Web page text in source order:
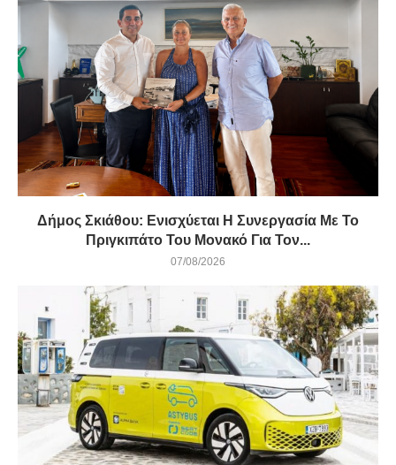
Δήμος Σκιάθου: Ενισχύεται Η Συνεργασία Με Το
Πριγκιπάτο Του Μονακό Για Τον...
07/08/2026